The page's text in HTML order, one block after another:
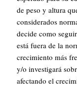
de peso y altura
considerados
decide como
está fuera de la
crecimiento más
y/o investigará
afectando el